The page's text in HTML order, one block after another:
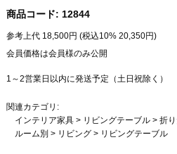
商品コード: 12844
参考上代 18,500円 (税込10% 20,350円)
会員価格は会員様のみ公開
1～2営業日以内に発送予定（土日祝除く）
関連カテゴリ:
インテリア家具> リビングテーブル> 折
ルーム別 > リビング> リビングテーブル